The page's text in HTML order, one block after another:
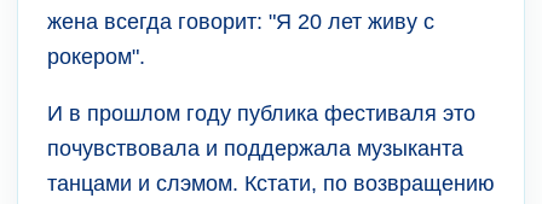
жена всегда говорит: "Я 20 лет живу с
рокером".
И в прошлом году публика фестиваля это
почувствовала и поддержала музыканта
танцами и слэмом. Кстати, по возвращению